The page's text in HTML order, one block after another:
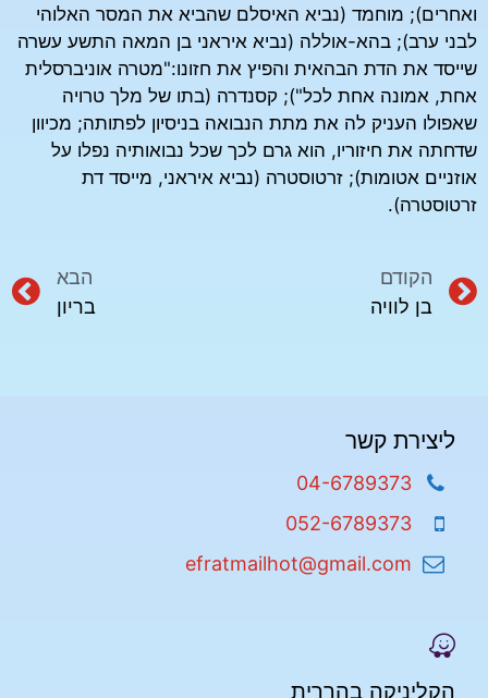
ואחרים); מוחמד (נביא האיסלם שהביא את המסר האלוהי
לבני ערב); בהא-אוללה (נביא איראני בן המאה התשע עשרה
שייסד את הדת הבהאית והפיץ את חזונו:"מטרה אוניברסלית
אחת, אמונה אחת לכל"); קסנדרה (בתו של מלך טרויה
שאפולו העניק לה את מתת הנבואה בניסיון לפתותה; מכיוון
שדחתה את חיזוריו, הוא גרם לכך שכל נבואותיה נפלו על
אוזניים אטומות); זרטוסטרה (נביא איראני, מייסד דת
זרטוסטרה).
הקודם
בן לוויה
הבא
בריון
ליצירת קשר
04-6789373
052-6789373
efratmailhot@gmail.com
הקליניקה בהררית